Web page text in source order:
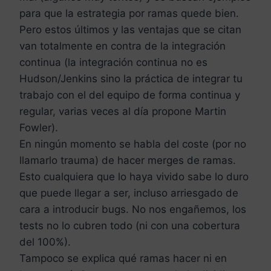
para que la estrategia por ramas quede bien.
Pero estos últimos y las ventajas que se citan
van totalmente en contra de la integración
continua (la integración continua no es
Hudson/Jenkins sino la práctica de integrar tu
trabajo con el del equipo de forma continua y
regular, varias veces al día propone Martin
Fowler).
En ningún momento se habla del coste (por no
llamarlo trauma) de hacer merges de ramas.
Esto cualquiera que lo haya vivido sabe lo duro
que puede llegar a ser, incluso arriesgado de
cara a introducir bugs. No nos engañemos, los
tests no lo cubren todo (ni con una cobertura
del 100%).
Tampoco se explica qué ramas hacer ni en